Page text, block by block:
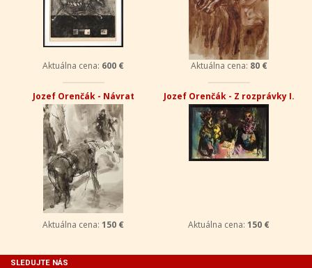
Aktuálna cena: 600 € Aktuálna cena: 80 €
Jozef Orenčák - Návrat
Aktuálna cena: 150 €
Jozef Orenčák - Z rozprávky I.
Aktuálna cena: 150 €
SLEDUJTE NÁS